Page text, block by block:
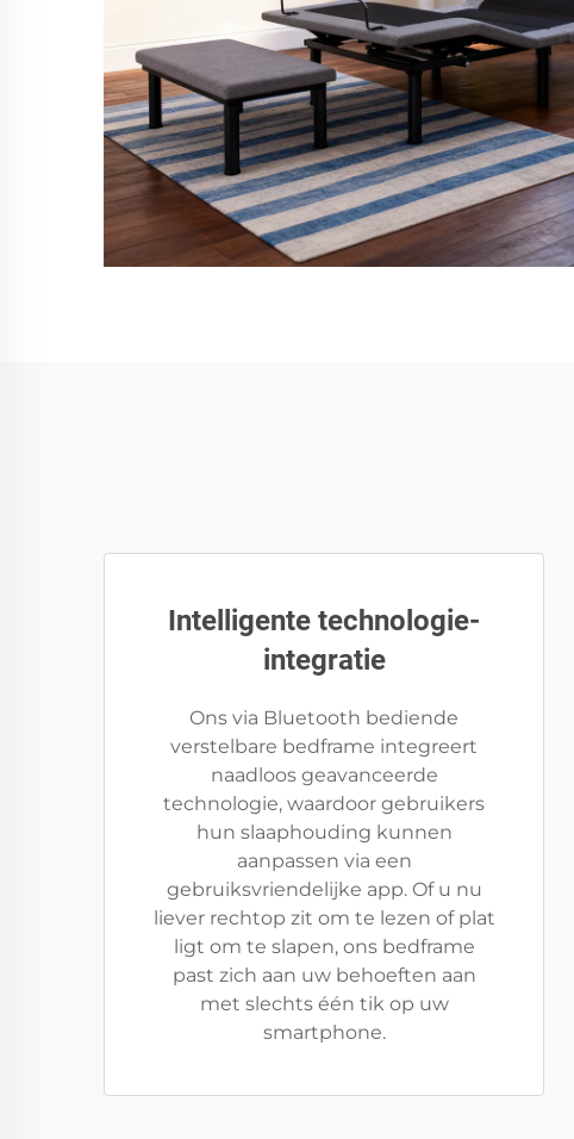
Intelligente technologie-
integratie
Ons via Bluetooth bediende
verstelbare bedframe integreert
naadloos geavanceerde
technologie, waardoor gebruikers
hun slaaphouding kunnen
aanpassen via een
gebruiksvriendelijke app. Of u nu
liever rechtop zit om te lezen of plat
ligt om te slapen, ons bedframe
past zich aan uw behoeften aan
met slechts één tik op uw
smartphone.